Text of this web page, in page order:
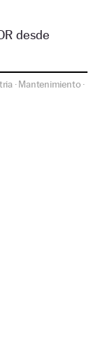
desde
·Mantenimiento ·